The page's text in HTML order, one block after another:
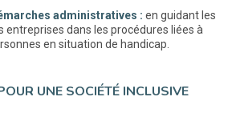
administratives : en guidant les
entreprises dans les procédures liées à
en situation de handicap.
UNE SOCIÉTÉ INCLUSIVE